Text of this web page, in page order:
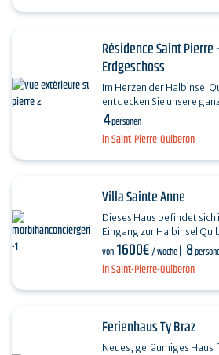
in Saint-Pierre-Quiberon
Résidence Saint Pierre
Erdgeschoss
Im Herzen der Halbinsel
entdecken Sie unsere
Ferienappartements. Die
Quiberon wurde im…
4personen
in Saint-Pierre-Quiberon
Villa Sainte Anne
Dieses Haus befindet
Eingang zur Halbinsel
seiner
von 1600€/ woche 8
Ferienhaus Ty Braz
Neues, geräumiges Haus